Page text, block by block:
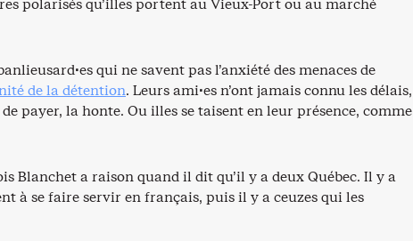
polarisés qu’illes portent au Vieux-Port ou au marché
qui ne savent pas l’anxiété des menaces de
de la détention. Leurs ami·es n’ont jamais connu les délais,
payer, la honte. Ou illes se taisent en leur présence, comme
Blanchet a raison quand il dit qu’il y a deux Québec. Il y a
à se faire servir en français, puis il y a ceuzes qui les